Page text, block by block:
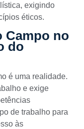
exigindo
éticos.
Campo no
do
é uma realidade.
e exige
de trabalho para
às